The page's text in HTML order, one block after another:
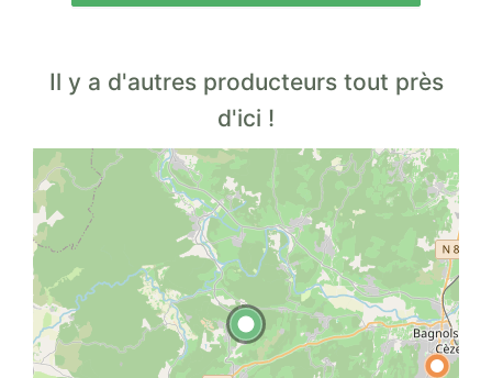
Il y a d'autres producteurs tout près
d'ici !